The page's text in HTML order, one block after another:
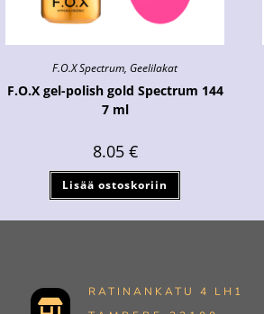
F.O.X Spectrum, Geelilakat
F.O.X gel-polish gold Spectrum 144
7 ml
8.05 €
Lisää ostoskoriin
RATINANKATU 4 LH1